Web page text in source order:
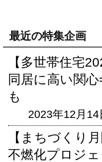
最近の特集企画
【多世帯住宅
同居に高い関
も
2023年12月14
【まちづくり
不燃化プロジェ